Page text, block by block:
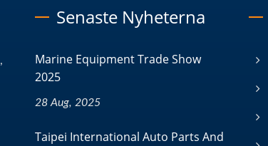
Senaste Nyheterna
Marine Equipment Trade Show
2025
28 Aug, 2025
Taipei International Auto Parts And